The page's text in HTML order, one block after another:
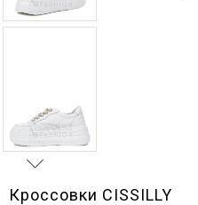
Кроссовки CISSILLY